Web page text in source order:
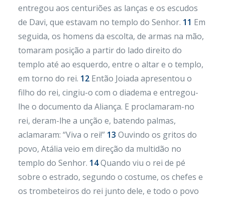
entregou aos centuriões as lanças e os escudos
de Davi, que estavam no templo do Senhor. 11 Em
seguida, os homens da escolta, de armas na mão,
tomaram posição a partir do lado direito do
templo até ao esquerdo, entre o altar e o templo,
em torno do rei. 12 Então Joiada apresentou o
filho do rei, cingiu-o com o diadema e entregou-
lhe o documento da Aliança. E proclamaram-no
rei, deram-lhe a unção e, batendo palmas,
aclamaram: “Viva o rei!” 13 Ouvindo os gritos do
povo, Atália veio em direção da multidão no
templo do Senhor. 14Quando viu o rei de pé
sobre o estrado, segundo o costume, os chefes e
os trombeteiros do rei junto dele, e todo o povo